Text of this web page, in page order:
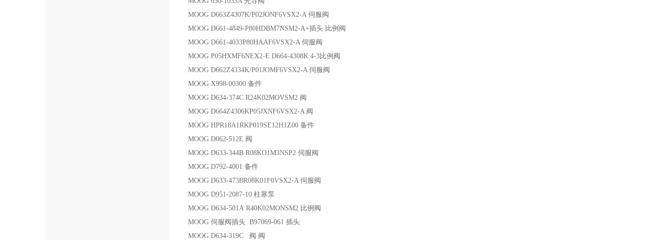
MOOG D663Z4307K/P02JONF6VSX2-A 伺服阀
MOOG D661-4849-P80HDBM7NSM2-A+插头 比例阀
MOOG D661-4033P80HAAF6VSX2-A 伺服阀
MOOG P05HXMF6NEX2-E D664-4308K 4-3比例阀
MOOG D662Z4334K/P01JOMF6VSX2-A 伺服阀
MOOG X998-00300 备件
MOOG D634-374C R24K02MOVSM2 阀
MOOG D664Z4306KP05JXNF6VSX2-A 阀
MOOG HPR18A1RKP019SE12H1Z00 备件
MOOG D062-512E 阀
MOOG D633-344B R08KO1M3NSP2 伺服阀
MOOG D792-4001 备件
MOOG D633-473BR08K01F0VSX2-A 伺服阀
MOOG D951-2087-10 柱塞泵
MOOG D634-501A R40K02MONSM2 比例阀
MOOG 伺服阀插头 B97069-061 插头
MOOG D634-319C 阀 阀